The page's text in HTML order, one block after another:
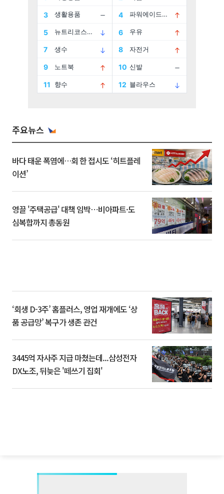
주요뉴스
바다 태운 폭염에…회 한 접시도 ‘히트플레
이션’
영끌 '주택공급' 대책 임박⋯비아파트·도
심복합까지 총동원
‘회생 D-3주’ 홈플러스, 영업 재개에도 ‘상
품 공급망’ 복구가 생존 관건
3445억 자사주 지급 마쳤는데...삼성전자
DX노조, 뒤늦은 '떼쓰기 집회'